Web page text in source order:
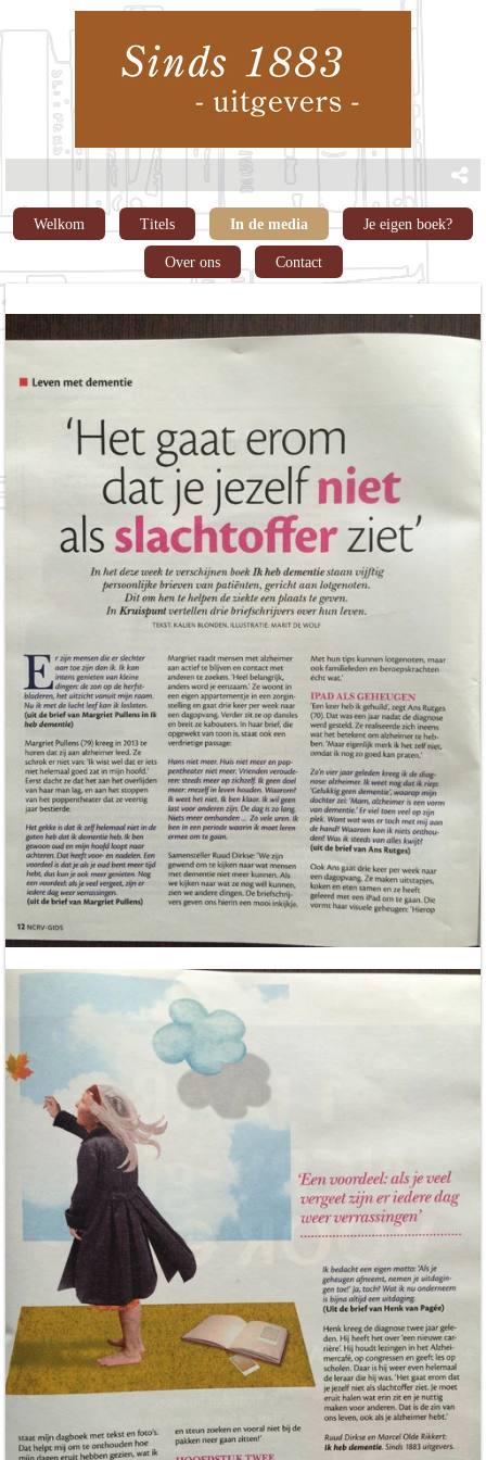
Welkom Titels In de media Je eigen boek?
Over ons Contact